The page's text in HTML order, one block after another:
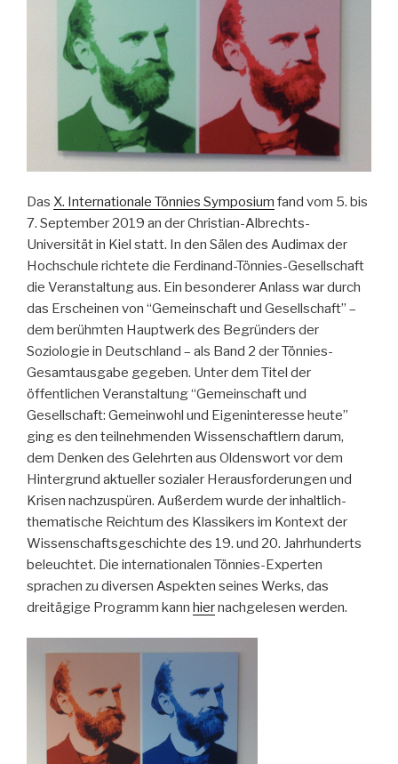
Das X. Internationale Tönnies Symposium fand vom 5. bis
7. September 2019 an der Christian-Albrechts-
Universität in Kiel statt. In den Sälen des Audimax der
Hochschule richtete die Ferdinand-Tönnies-Gesellschaft
die Veranstaltung aus. Ein besonderer Anlass war durch
das Erscheinen von “Gemeinschaft und Gesellschaft” –
dem berühmten Hauptwerk des Begründers der
Soziologie in Deutschland – als Band 2 der Tönnies-
Gesamtausgabe gegeben. Unter dem Titel der
öffentlichen Veranstaltung “Gemeinschaft und
Gesellschaft: Gemeinwohl und Eigeninteresse heute”
ging es den teilnehmenden Wissenschaftlern darum,
dem Denken des Gelehrten aus Oldenswort vor dem
Hintergrund aktueller sozialer Herausforderungen und
Krisen nachzuspüren. Außerdem wurde der inhaltlich-
thematische Reichtum des Klassikers im Kontext der
Wissenschaftsgeschichte des 19. und 20. Jahrhunderts
beleuchtet. Die internationalen Tönnies-Experten
sprachen zu diversen Aspekten seines Werks, das
dreitägige Programm kann hiernachgelesen werden.